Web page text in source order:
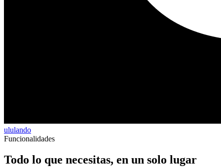
ululando
Funcionalidades
Todo lo que necesitas, en un solo lugar